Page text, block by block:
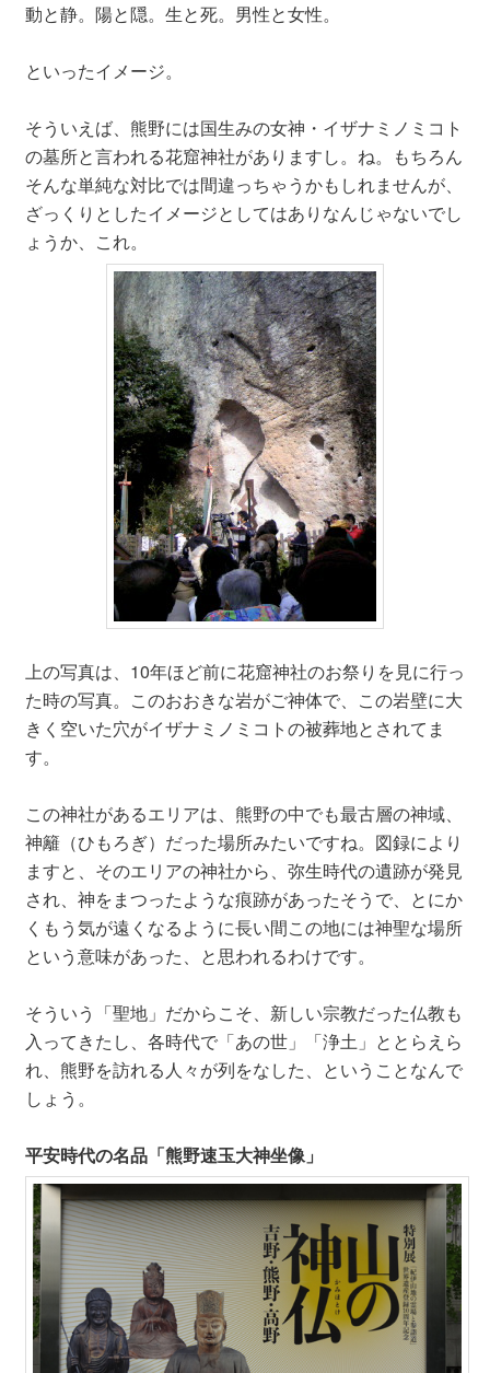
動と静。陽と隠。生と死。男性と女性。
といったイメージ。
そういえば、熊野には国生みの女神・イザナミノミコト
の墓所と言われる花窟神社がありますし。ね。もちろん
そんな単純な対比では間違っちゃうかもしれませんが、
ざっくりとしたイメージとしてはありなんじゃないでし
ょうか、これ。
上の写真は、10年ほど前に花窟神社のお祭りを見に行っ
た時の写真。このおおきな岩がご神体で、この岩壁に大
きく空いた穴がイザナミノミコトの被葬地とされてま
す。
この神社があるエリアは、熊野の中でも最古層の神域、
神籬（ひもろぎ）だった場所みたいですね。図録により
ますと、そのエリアの神社から、弥生時代の遺跡が発見
され、神をまつったような痕跡があったそうで、とにか
くもう気が遠くなるように長い間この地には神聖な場所
という意味があった、と思われるわけです。
そういう「聖地」だからこそ、新しい宗教だった仏教も
入ってきたし、各時代で「あの世」「浄土」ととらえら
れ、熊野を訪れる人々が列をなした、ということなんで
しょう。
平安時代の名品「熊野速玉大神坐像」